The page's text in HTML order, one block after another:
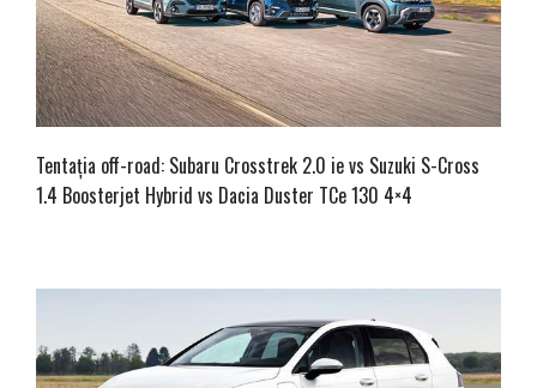
Tentația off-road: Subaru Crosstrek 2.0 ie vs Suzuki S-Cross
1.4 Boosterjet Hybrid vs Dacia Duster TCe 130 4×4